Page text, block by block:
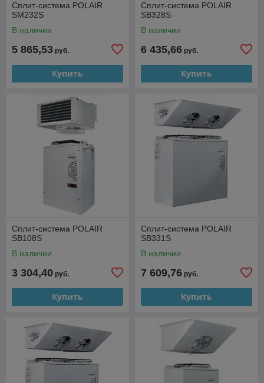
Сплит-система POLAIR
SM232S
В наличии
5 865,53 руб.
Купить
Сплит-система POLAIR
SB328S
В наличии
6 435,66 руб.
Купить
Сплит-система POLAIR
SB108S
В наличии
3 304,40 руб.
Купить
Сплит-система POLAIR
SB331S
В наличии
7 609,76 руб.
Купить